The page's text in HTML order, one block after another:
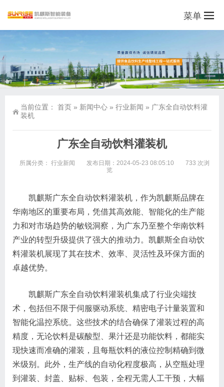
菜单
当前位置： 首页 » 新闻中心 » 行业新闻 » 广东全自动饮料灌
装机
广东全自动饮料灌装机
所属分类： 行业新闻 发布日期：2024-05-23 08:05:10
733 次浏
览
凯麒斯广东全自动饮料灌装机，作为凯麒斯品牌在
华南地区的重要布局，凭借其高效能、智能化的生产能
力和对市场趋势的敏锐洞察，为广东乃至整个华南饮料
产业的转型升级提供了强大的推动力。凯麒斯全自动饮
料灌装机展现了其在技术、效率、灵活性及环保方面的
卓越优势。
凯麒斯广东全自动饮料灌装机集成了行业尖端技
术，包括但不限于伺服驱动系统、精密电子计量装置和
智能化温控系统。这些技术的结合确保了灌装过程的高
精度，无论饮料是碳酸型、果汁还是功能饮料，都能实
现快速而准确的灌装，且每瓶饮料的液位控制精确到微
米级别。此外，生产线的自动化程度极高，从空瓶处理
到灌装、封盖、贴标、包装，全程无需人工干预，大幅